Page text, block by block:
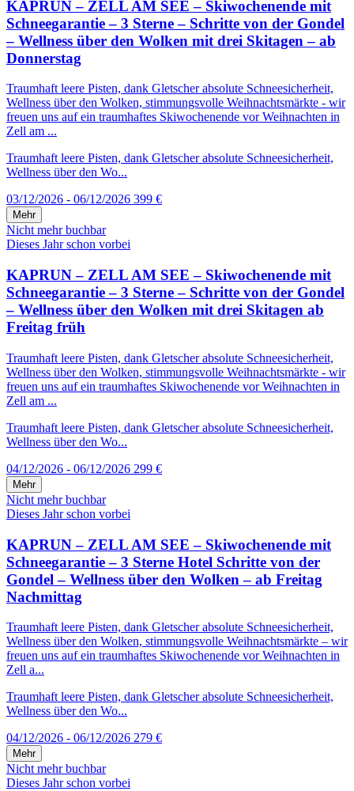
KAPRUN – ZELL AM SEE – Skiwochenende mit
Schneegarantie – 3 Sterne – Schritte von der Gondel
– Wellness über den Wolken mit drei Skitagen – ab
Donnerstag
Traumhaft leere Pisten, dank Gletscher absolute Schneesicherheit,
Wellness über den Wolken, stimmungsvolle Weihnachtsmärkte - wir
freuen uns auf ein traumhaftes Skiwochenende vor Weihnachten in
Zell am ...
Traumhaft leere Pisten, dank Gletscher absolute Schneesicherheit,
Wellness über den Wo...
03/12/2026 - 06/12/2026 399 €
Mehr
Nicht mehr buchbar
Dieses Jahr schon vorbei
KAPRUN – ZELL AM SEE – Skiwochenende mit
Schneegarantie – 3 Sterne – Schritte von der Gondel
– Wellness über den Wolken mit drei Skitagen ab
Freitag früh
Traumhaft leere Pisten, dank Gletscher absolute Schneesicherheit,
Wellness über den Wolken, stimmungsvolle Weihnachtsmärkte - wir
freuen uns auf ein traumhaftes Skiwochenende vor Weihnachten in
Zell am ...
Traumhaft leere Pisten, dank Gletscher absolute Schneesicherheit,
Wellness über den Wo...
04/12/2026 - 06/12/2026 299 €
Mehr
Nicht mehr buchbar
Dieses Jahr schon vorbei
KAPRUN – ZELL AM SEE – Skiwochenende mit
Schneegarantie – 3 Sterne Hotel Schritte von der
Gondel – Wellness über den Wolken – ab Freitag
Nachmittag
Traumhaft leere Pisten, dank Gletscher absolute Schneesicherheit,
Wellness über den Wolken, stimmungsvolle Weihnachtsmärkte – wir
freuen uns auf ein traumhaftes Skiwochenende vor Weihnachten in
Zell a...
Traumhaft leere Pisten, dank Gletscher absolute Schneesicherheit,
Wellness über den Wo...
04/12/2026 - 06/12/2026 279 €
Mehr
Nicht mehr buchbar
Dieses Jahr schon vorbei